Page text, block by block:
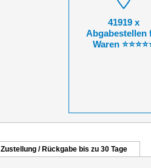
41919 x
Abgabestellen
Waren
Zustellung / Rückgabe bis zu 30 Tage